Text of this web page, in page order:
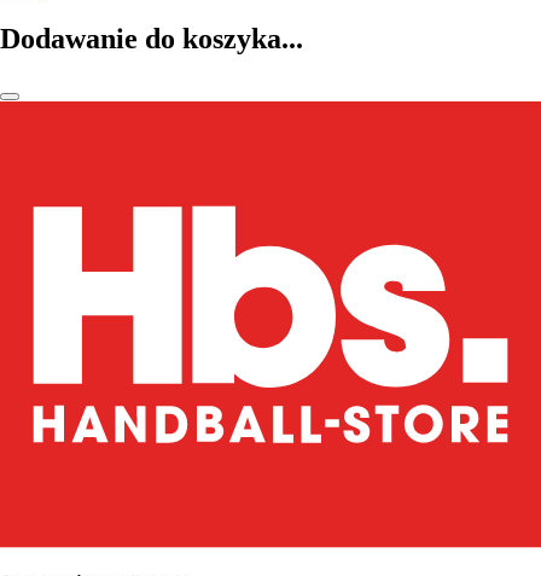
Dodawanie do koszyka...